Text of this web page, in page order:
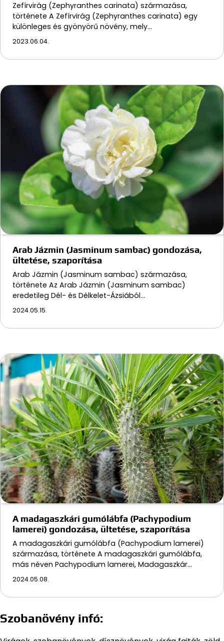
Zefírvirág (Zephyranthes carinata) származása,
története A Zefírvirág (Zephyranthes carinata) egy
különleges és gyönyörű növény, mely…
2023.06.04.
Arab Jázmin (Jasminum sambac) gondozása,
ültetése, szaporítása
Arab Jázmin (Jasminum sambac) származása,
története Az Arab Jázmin (Jasminum sambac)
eredetileg Dél- és Délkelet-Ázsiából…
2024.05.15.
A madagaszkári gumólábfa (Pachypodium
lamerei) gondozása, ültetése, szaporítása
A madagaszkári gumólábfa (Pachypodium lamerei)
származása, története A madagaszkári gumólábfa,
más néven Pachypodium lamerei, Madagaszkár…
2024.05.08.
Szobanövény infó: